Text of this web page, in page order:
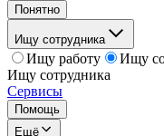
Понятно
Ищу сотрудника
Ищу работу
Ищу
Ищу сотрудника
Сервисы
Помощь
Ещё